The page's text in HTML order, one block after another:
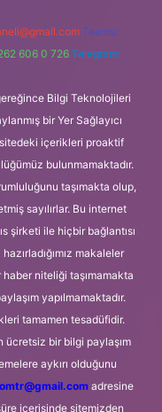
Teams:
606 0 726 Telegram:
Bilgi Teknolojileri
bir Yer Sağlayıcı
içerikleri proaktif
bulunmamaktadır.
taşımakta olup,
sayılırlar. Bu internet
şirketi ile hiçbir bağlantısı
makaleler
niteliği taşımamakta
yapılmamaktadır.
tamamen tesadüfidir.
ücretsiz bir bilgi paylaşım
aykırı olduğunu
adresine
içerisinde sitemizden